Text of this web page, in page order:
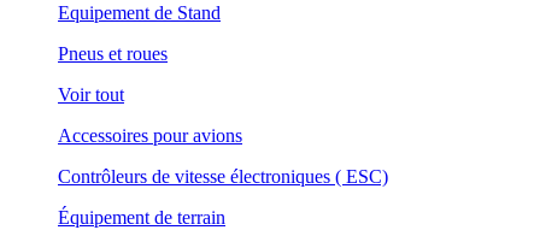
Equipement de Stand
Pneus et roues
Voir tout
Accessoires pour avions
Contrôleurs de vitesse électroniques ( ESC)
Équipement de terrain